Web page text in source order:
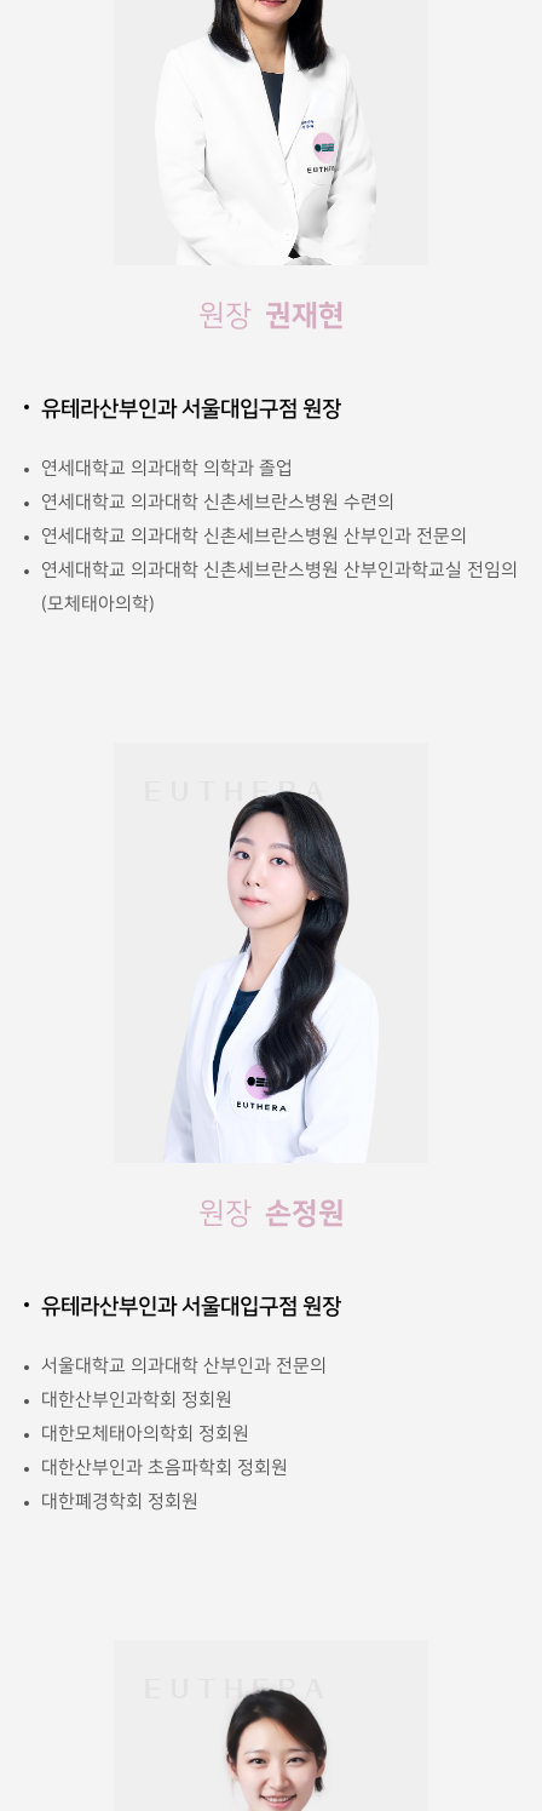
원장 권재현
유테라산부인과 서울대입구점 원장
연세대학교 의과대학 의학과 졸업
연세대학교 의과대학 신촌세브란스병원 수련의
연세대학교 의과대학 신촌세브란스병원 산부인과 전문의
연세대학교 의과대학 신촌세브란스병원 산부인과학교실 전임의
(모체태아의학)
원장 손정원
유테라산부인과 서울대입구점 원장
서울대학교 의과대학 산부인과 전문의
대한산부인과학회 정회원
대한모체태아의학회 정회원
대한산부인과 초음파학회 정회원
대한폐경학회 정회원